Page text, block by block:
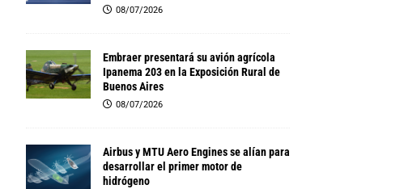
08/07/2026
Embraer presentará su avión agrícola
Ipanema 203 en la Exposición Rural de
Buenos Aires
08/07/2026
Airbus y MTU Aero Engines se alían para
desarrollar el primer motor de
hidrógeno